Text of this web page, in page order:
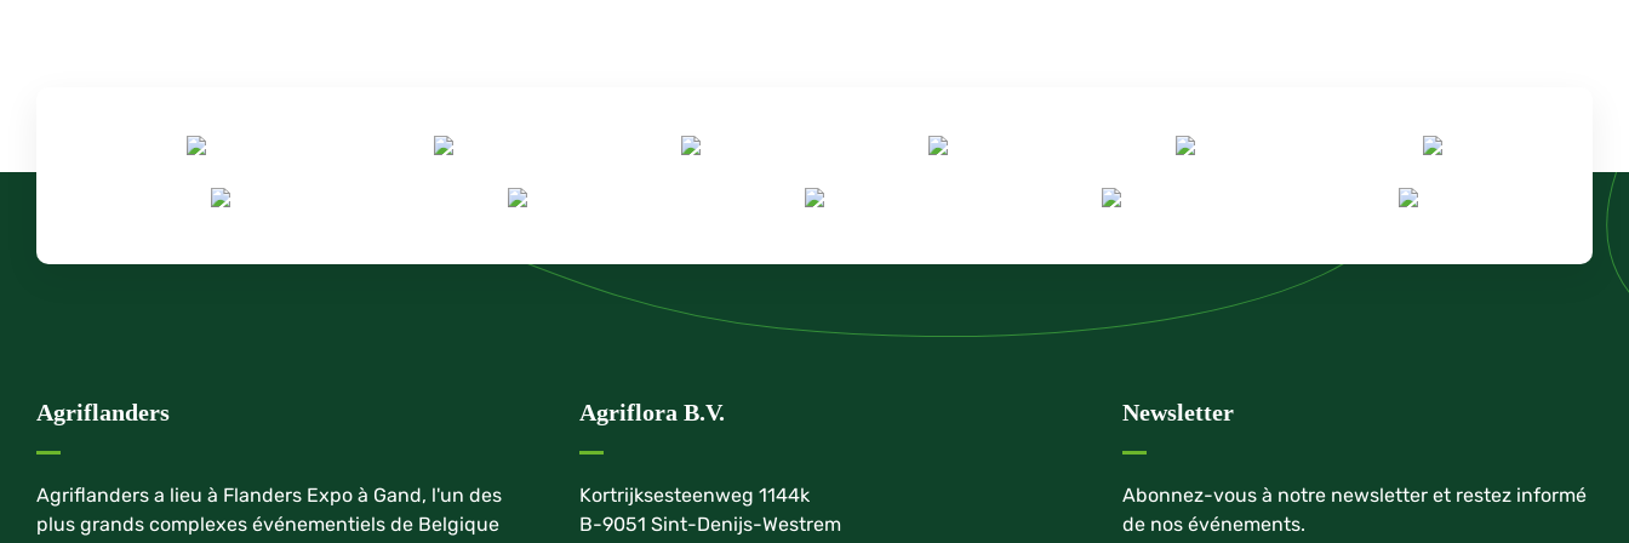
Agriflanders
Agriflanders a lieu à Flanders Expo à Gand, l'un des
plus grands complexes événementiels de Belgique
Agriflora B.V.
Kortrijksesteenweg 1144k
B-9051 Sint-Denijs-Westrem
Newsletter
Abonnez-vous à notre newsletter et restez informé
de nos événements.